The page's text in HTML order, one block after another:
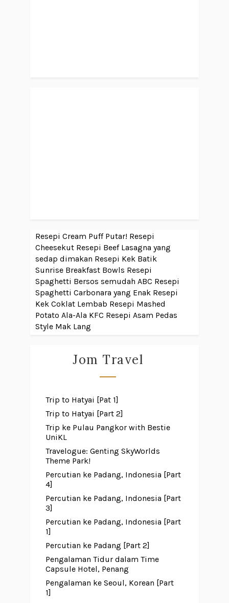
Resepi Cream Puff Putar! Resepi
Cheesekut Resepi Beef Lasagna yang
sedap dimakan Resepi Kek Batik
Sunrise Breakfast Bowls Resepi
Spaghetti Bersos semudah ABC Resepi
Spaghetti Carbonara yang Enak Resepi
Kek Coklat Lembab Resepi Mashed
Potato Ala-Ala KFC Resepi Asam Pedas
Style Mak Lang
Jom Travel
Trip to Hatyai [Pat 1]
Trip to Hatyai [Part 2]
Trip ke Pulau Pangkor with Bestie
UniKL
Travelogue: Genting SkyWorlds
Theme Park!
Percutian ke Padang, Indonesia [Part
4]
Percutian ke Padang, Indonesia [Part
3]
Percutian ke Padang, Indonesia [Part
1]
Percutian ke Padang [Part 2]
Pengalaman Tidur dalam Time
Capsule Hotel, Penang
Pengalaman ke Seoul, Korean [Part
1]